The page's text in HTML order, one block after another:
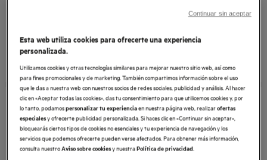
Esta web utiliza cookies para ofrecerte una experiencia
personalizada.
Utilizamos cookies y otras tecnologías similares para mejorar nuestro sitio web, así como
para fines promocionales y de marketing. También compartimos información sobre el uso
que le das a nuestra web con nuestros socios de redes sociales, publicidad y análisis. Al hacer
clic en «Aceptar todas las cookies», das tu consentimiento para que utilicemos cookies y, por
lo tanto, podamospersonalizar tu experienciaen nuestra página web, realizarofertas
especialesy ofrecerte publicidad personalizada. Si haces clic en «Continuar sin aceptar»,
bloquearás ciertos tipos de cookies no esenciales y tu experiencia de navegación y los
servicios que podemos ofrecerte pueden verse afectados. Para obtener más información,
consulta nuestroAviso sobre cookiesy nuestraPolítica de privacidad.
Continuar sin aceptar